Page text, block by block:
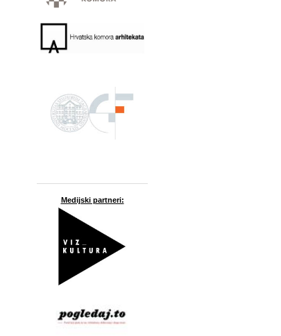
Medijski partneri: